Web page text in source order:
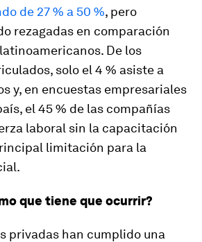
de 27 % a 50 %, pero
rezagadas en comparación
De los
solo el 4 % asiste a
y, en encuestas empresariales
el 45 % de las compañías
laboral sin la capacitación
limitación para la
que tiene que ocurrir?
privadas han cumplido una